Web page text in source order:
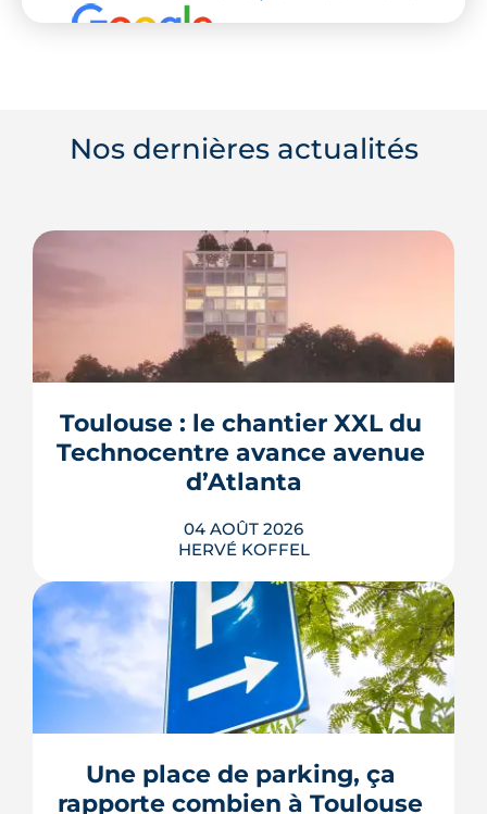
Nos dernières actualités
Toulouse : le chantier XXL du
Technocentre avance avenue
d’Atlanta
04 AOÛT 2026
HERVÉ KOFFEL
Avenue d'Atlanta, à la Roseraie, un
chantier de six hectares réorganise les
coulisses techniques de Toulouse
Métropole. Derrière les buttes de terre
déménagement de services, plusieurs
chiffrages officiels et un bras de fer
Une place de parking, ça
rapporte combien à Toulouse